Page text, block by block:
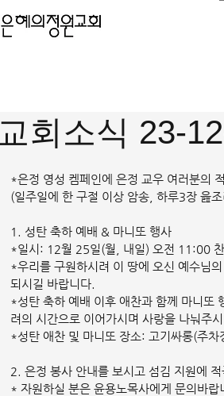
교회소식 23-
*은정 영성 켐페인에 은정 교우 여러분의
(일주일에 한 구절 이상 암송, 하루3장 읊
1. 성탄 축하 예배 & 마니또 행사
*일시: 12월 25일(월, 내일) 오전 11:00
*우리를 구원하시려 이 땅에 오신 예수님
되시길 바랍니다.
*성탄 축하 예배 이후 애찬과 함께 마니또
려의 시간으로 이어가시며 사랑을 나눠주
*성탄 애찬 및 마니또 장소: 고기싸롱(주차
2. 은정 봉사 안내를 보시고 섬김 지원에
* 자원하실 분은 윤용노목사에게 문의바랍